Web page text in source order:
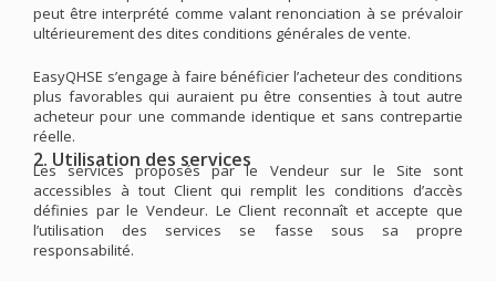
peut être interprété comme valant renonciation à se prévaloir
ultérieurement des dites conditions générales de vente.
EasyQHSE s’engage à faire bénéficier l’acheteur des conditions
plus favorables qui auraient pu être consenties à tout autre
acheteur pour une commande identique et sans contrepartie
réelle.
2. Utilisation des services
Les services proposés par le Vendeur sur le Site sont
accessibles à tout Client qui remplit les conditions d’accès
définies par le Vendeur. Le Client reconnaît et accepte que
l’utilisation des services se fasse sous sa propre
responsabilité.